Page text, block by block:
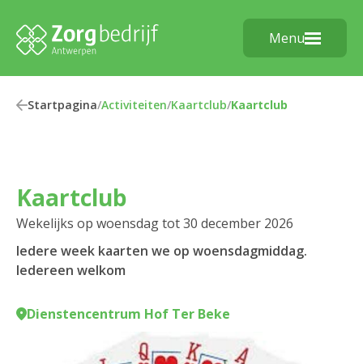
Menu
Startpagina/Activiteiten/Kaartclub/Kaartclub
Kaartclub
Wekelijks op woensdag tot 30 december 2026
Iedere week kaarten we op woensdagmiddag.
Iedereen welkom
Dienstencentrum Hof Ter Beke